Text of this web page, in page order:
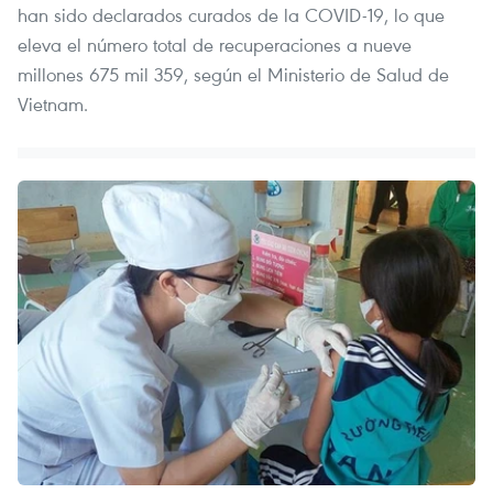
han sido declarados curados de la COVID-19, lo que
eleva el número total de recuperaciones a nueve
millones 675 mil 359, según el Ministerio de Salud de
Vietnam.